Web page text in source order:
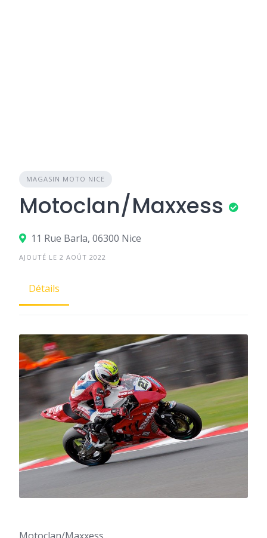
MAGASIN MOTO NICE
Motoclan/Maxxess
11 Rue Barla, 06300 Nice
AJOUTÉ LE 2 AOÛT 2022
Détails
Motoclan/Maxxess